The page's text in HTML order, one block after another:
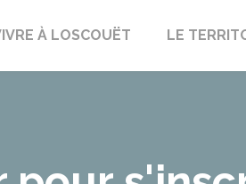
À LOSCOUËT LE